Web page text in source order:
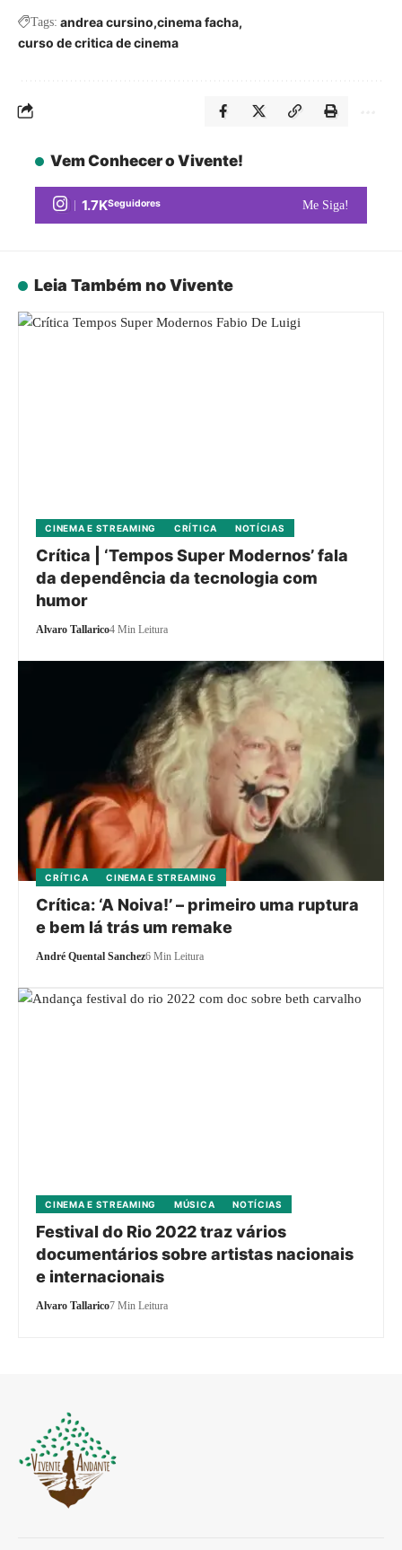
Tags: andrea cursino cinema facha
curso de critica de cinema
Vem Conhecer o Vivente!
1.7KSeguidores Me Siga!
Leia Também no Vivente
CINEMA E STREAMING CRÍTICA NOTÍCIAS
Crítica | ‘Tempos Super Modernos’ fala
da dependência da tecnologia com
humor
Alvaro Tallarico4 Min Leitura
CRÍTICA CINEMA E STREAMING
Crítica: ‘A Noiva!’ – primeiro uma ruptura
e bem lá trás um remake
André Quental Sanchez6 Min Leitura
CINEMA E STREAMING MÚSICA NOTÍCIAS
Festival do Rio 2022 traz vários
documentários sobre artistas nacionais
e internacionais
Alvaro Tallarico7 Min Leitura